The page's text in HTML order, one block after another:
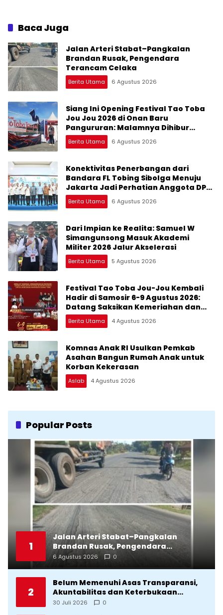
Peluangnya
Baca Juga
Jalan Arteri Stabat–Pangkalan
Brandan Rusak, Pengendara
Terancam Celaka
Berita Utama 6 Agustus 2026
Siang Ini Opening Festival Tao Toba
Jou Jou 2026 di Onan Baru
Pangururan: Malamnya Dihibur
Marsada Band
Berita Utama 6 Agustus 2026
Konektivitas Penerbangan dari
Bandara FL Tobing Sibolga Menuju
Jakarta Jadi Perhatian Anggota DPR
RI Muhammad Lokot Nasution
Berita Utama 6 Agustus 2026
Dari Impian ke Realita: Samuel W
Simangunsong Masuk Akademi
Militer 2026 Jalur Akselerasi
Berita Utama 5 Agustus 2026
Festival Tao Toba Jou-Jou Kembali
Hadir di Samosir 6-9 Agustus 2026:
Datang Saksikan Kemeriahan dan
Raih Peluangnya
Berita Utama 4 Agustus 2026
Komnas Anak RI Usulkan Pemkab
Asahan Bangun Rumah Anak untuk
Korban Kekerasan
Aslab 4 Agustus 2026
Popular Posts
1
Jalan Arteri Stabat–Pangkalan
Brandan Rusak, Pengendara
Terancam Celaka
6 Agustus 2026 0
2
Belum Memenuhi Asas Transparansi,
Akuntabilitas dan Keterbukaan
Informasi, DPRD Tolak Ranperda
30 Juli 2026 0